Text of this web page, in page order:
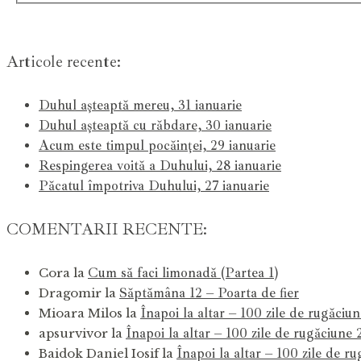
Articole recente:
Duhul așteaptă mereu, 31 ianuarie
Duhul așteaptă cu răbdare, 30 ianuarie
Acum este timpul pocăinței, 29 ianuarie
Respingerea voită a Duhului, 28 ianuarie
Păcatul împotriva Duhului, 27 ianuarie
COMENTARII RECENTE:
Cora la Cum să faci limonadă (Partea 1)
Dragomir la Săptămâna 12 – Poarta de fier
Mioara Milos la Înapoi la altar – 100 zile de
apsurvivor la Înapoi la altar – 100 zile de rugăciune
Baidok Daniel Iosifla Înapoi la altar – 100 zile de